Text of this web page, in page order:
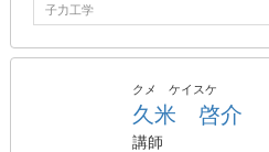
子力工学
クメ ケイスケ
久米 啓介
講師